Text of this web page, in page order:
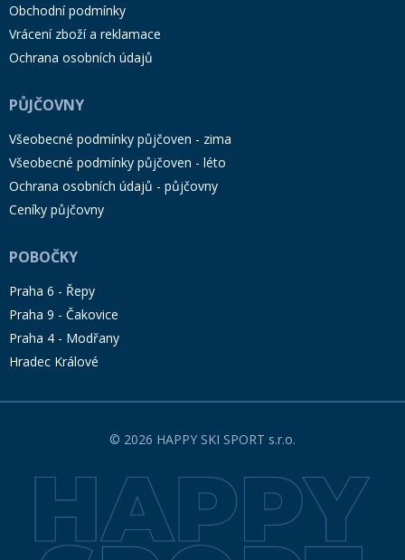
Obchodní podmínky
Vrácení zboží a reklamace
Ochrana osobních údajů
PŮJČOVNY
Všeobecné podmínky půjčoven - zima
Všeobecné podmínky půjčoven - léto
Ochrana osobních údajů - půjčovny
Ceníky půjčovny
POBOČKY
Praha 6 - Řepy
Praha 9 - Čakovice
Praha 4 - Modřany
Hradec Králové
© 2026 HAPPY SKI SPORT s.r.o.